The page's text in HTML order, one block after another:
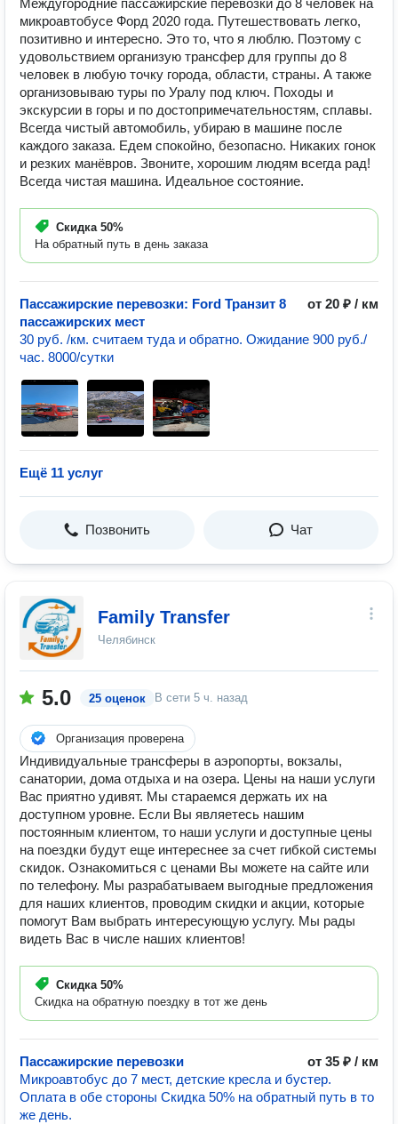
Междугородние пассажирские перевозки до 8 человек на
микроавтобусе Форд 2020 года. Путешествовать легко,
позитивно и интересно. Это то, что я люблю. Поэтому с
удовольствием организую трансфер для группы до 8
человек в любую точку города, области, страны. А также
организовываю туры по Уралу под ключ. Походы и
экскурсии в горы и по достопримечательностям, сплавы.
Всегда чистый автомобиль, убираю в машине после
каждого заказа. Едем спокойно, безопасно. Никаких гонок
и резких манёвров. Звоните, хорошим людям всегда рад!
Всегда чистая машина. Идеальное состояние.
Скидка 50%
На обратный путь в день заказа
Пассажирские перевозки: Ford Транзит 8
пассажирских мест
от 20 ₽ / км
30 руб. /км. считаем туда и обратно. Ожидание 900 руб./
час. 8000/сутки
Ещё 11 услуг
Позвонить Чат
Family Transfer
Челябинск
5.0 25 оценок В сети 5 ч. назад
Организация проверена
Индивидуальные трансферы в аэропорты, вокзалы,
санатории, дома отдыха и на озера. Цены на наши услуги
Вас приятно удивят. Мы стараемся держать их на
доступном уровне. Если Вы являетесь нашим
постоянным клиентом, то наши услуги и доступные цены
на поездки будут еще интереснее за счет гибкой системы
скидок. Ознакомиться с ценами Вы можете на сайте или
по телефону. Мы разрабатываем выгодные предложения
для наших клиентов, проводим скидки и акции, которые
помогут Вам выбрать интересующую услугу. Мы рады
видеть Вас в числе наших клиентов!
Скидка 50%
Скидка на обратную поездку в тот же день
Пассажирские перевозки
от 35 ₽ / км
Микроавтобус до 7 мест, детские кресла и бустер.
Оплата в обе стороны Скидка 50% на обратный путь в то
же день.